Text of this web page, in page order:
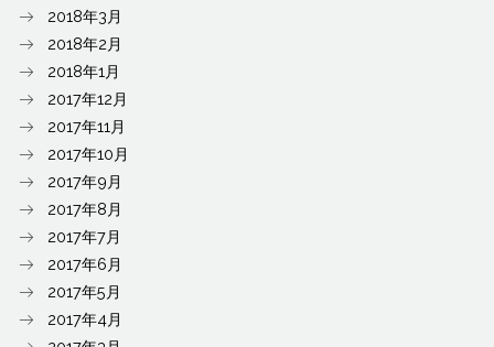
2018年3月
2018年2月
2018年1月
2017年12月
2017年11月
2017年10月
2017年9月
2017年8月
2017年7月
2017年6月
2017年5月
2017年4月